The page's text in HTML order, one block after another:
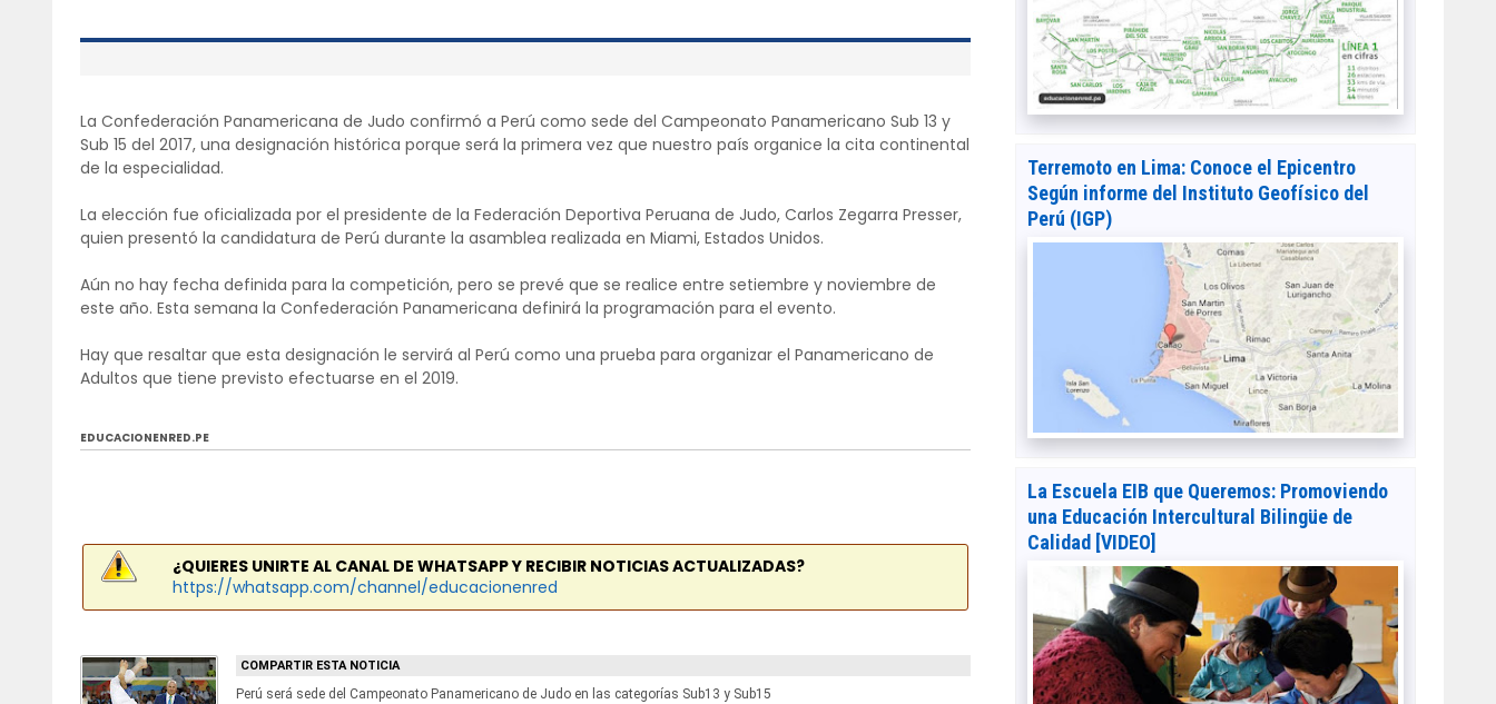
La Confederación Panamericana de Judo confirmó a Perú como sede del Campeonato Panamericano Sub 13 y
Sub 15 del 2017, una designación histórica porque será la primera vez que nuestro país organice la cita continental
de la especialidad.
La elección fue oficializada por el presidente de la Federación Deportiva Peruana de Judo, Carlos Zegarra Presser,
quien presentó la candidatura de Perú durante la asamblea realizada en Miami, Estados Unidos.
Aún no hay fecha definida para la competición, pero se prevé que se realice entre setiembre y noviembre de
este año. Esta semana la Confederación Panamericana definirá la programación para el evento.
Hay que resaltar que esta designación le servirá al Perú como una prueba para organizar el Panamericano de
Adultos que tiene previsto efectuarse en el 2019.
EDUCACIONENRED.PE
¿QUIERES UNIRTE AL CANAL DE WHATSAPP Y RECIBIR NOTICIAS ACTUALIZADAS?
https://whatsapp.com/channel/educacionenred
COMPARTIR ESTA NOTICIA
Perú será sede del Campeonato Panamericano de Judo en las categorías Sub13 y Sub15
Terremoto en Lima: Conoce el Epicentro
Según informe del Instituto Geofísico del
Perú (IGP)
La Escuela EIB que Queremos: Promoviendo
una Educación Intercultural Bilingüe de
Calidad [VIDEO]